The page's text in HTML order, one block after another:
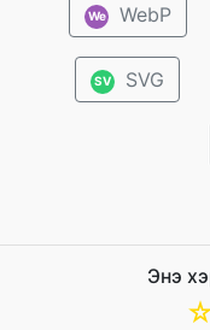
We WebP
SV SVG
Энэ